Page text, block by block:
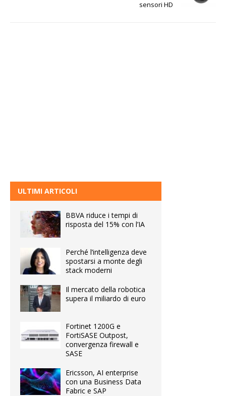
sensori HD
ULTIMI ARTICOLI
BBVA riduce i tempi di
risposta del 15% con l’IA
Perché l’intelligenza deve
spostarsi a monte degli
stack moderni
Il mercato della robotica
supera il miliardo di euro
Fortinet 1200G e
FortiSASE Outpost,
convergenza firewall e
SASE
Ericsson, AI enterprise
con una Business Data
Fabric e SAP